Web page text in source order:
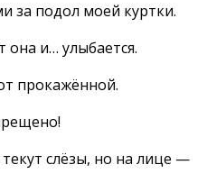
за подол моей куртки.
и… улыбается.
прокажённой.
слёзы, но на лице —